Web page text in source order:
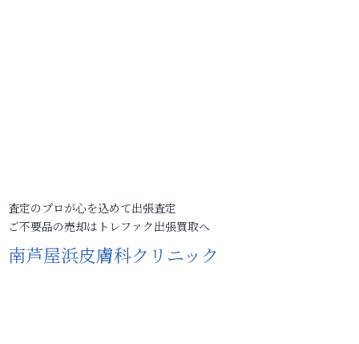
査定のプロが心を込めて出張査定
ご不要品の売却はトレファク出張買取へ
南芦屋浜皮膚科クリニック